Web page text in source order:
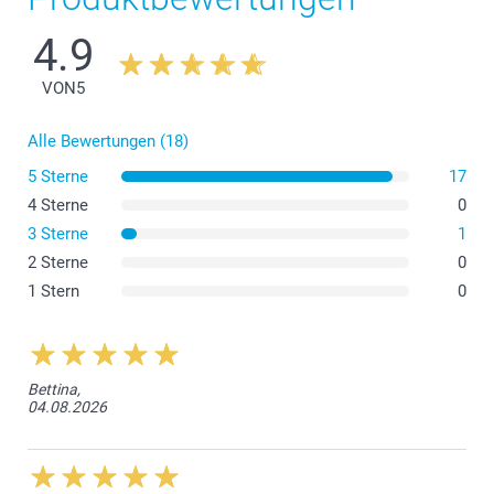
4.9
VON5
Alle Bewertungen (18)
5 Sterne
17
4 Sterne
0
3 Sterne
1
2 Sterne
0
1 Stern
0
Bettina,
04.08.2026